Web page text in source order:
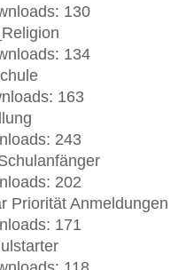
130
134
163
243
202
Priorität Anmeldungen
171